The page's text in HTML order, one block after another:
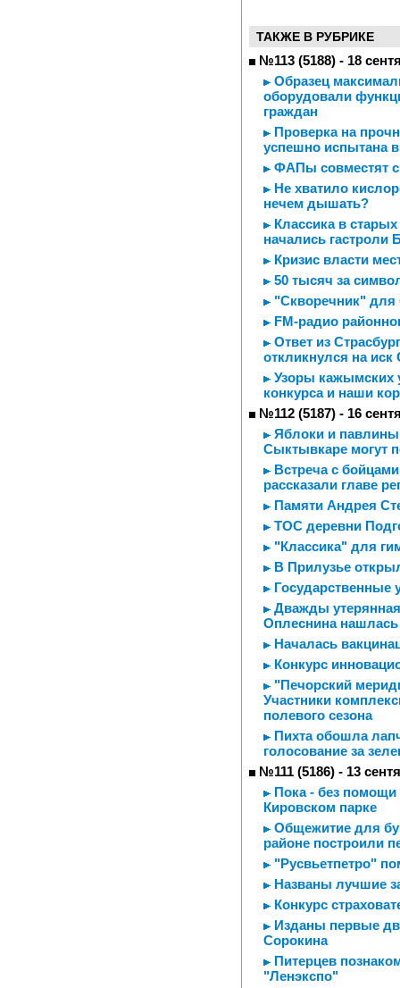
ТАКЖЕ В РУБРИКЕ
№113 (5188) - 18
Образец
оборудовали
граждан
Проверка на
успешно испытана
ФАПы совместят
Не хватило
нечем дышать?
Классика в
начались гастроли
Кризис власти
50 тысяч за
"Скворечник" для
FM-радио
Ответ из
откликнулся на
Узоры кажымских
конкурса и наши
№112 (5187) - 16
Яблоки и павлины
Сыктывкаре могут
Встреча с
рассказали главе
Памяти Андрея
ТОС деревни
"Классика" для
В Прилузье
Государственные
Дважды
Оплеснина
Началась
Конкурс
"Печорский
Участники
полевого сезона
Пихта обошла
голосование за
№111 (5186) - 13
Пока - без помощи
Кировском парке
Общежитие для
районе построили
"Русвьетпетро"
Названы лучшие
Конкурс
Изданы первые
Сорокина
Питерцев
"Ленэкспо"